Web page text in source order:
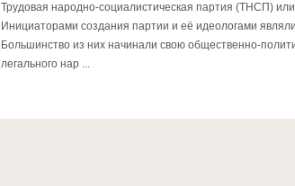
Трудовая народно-социалистическая партия (ТНСП)
Инициаторами создания партии и её идеологами
Большинство из них начинали свою общественно-
легального нар ...